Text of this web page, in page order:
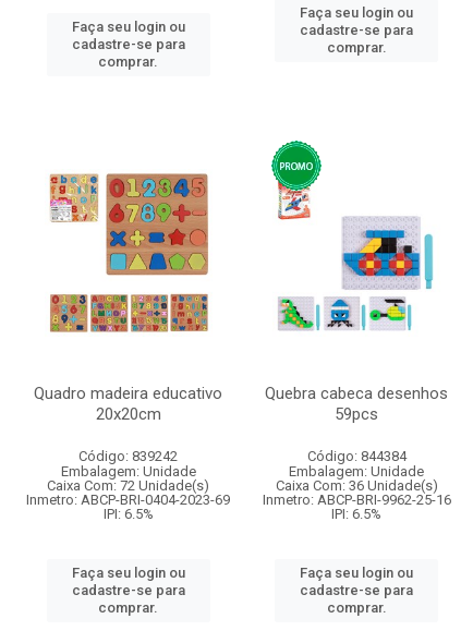
Faça seu login ou
cadastre-se para
comprar.
Faça seu login ou
cadastre-se para
comprar.
Quadro madeira educativo
20x20cm
Código: 839242
Embalagem: Unidade
Caixa Com: 72 Unidade(s)
Inmetro: ABCP-BRI-0404-2023-69
IPI: 6.5%
Faça seu login ou
cadastre-se para
comprar.
Quebra cabeca desenhos
59pcs
Código: 844384
Embalagem: Unidade
Caixa Com: 36 Unidade(s)
Inmetro: ABCP-BRI-9962-25-16
IPI: 6.5%
Faça seu login ou
cadastre-se para
comprar.